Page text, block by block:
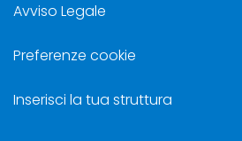
Avviso Legale
Preferenze cookie
Inserisci la tua struttura